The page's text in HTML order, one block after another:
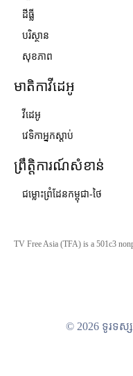
ដីធ្លី
បរិស្ថាន
សុខភាព
មាតិកាវីដេអូ
វីដេអូ
វេទិកាអ្នកស្ដាប់
ព្រឹត្តិការណ៍សំខាន់
ជម្លោះព្រំដែនកម្ពុជា-ថៃ
TV Free Asia (TFA) is a 501c3
© 2026 ទូរទស្